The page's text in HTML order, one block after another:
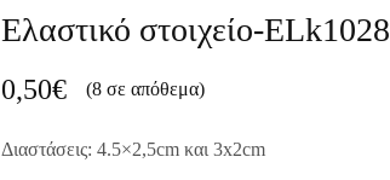
Ελαστικό στοιχείο-ELk1028
0,50€ (8 σε απόθεμα)
Διαστάσεις: 4.5×2,5cm και 3x2cm